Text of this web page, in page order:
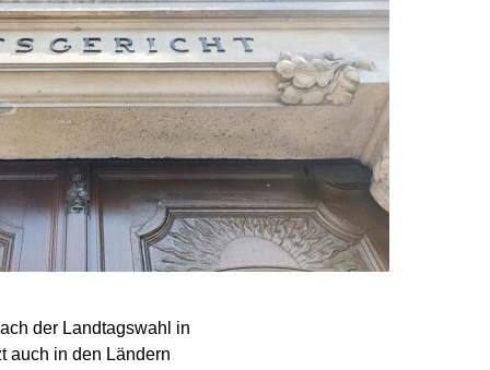
der Landtagswahl in
auch in den Ländern